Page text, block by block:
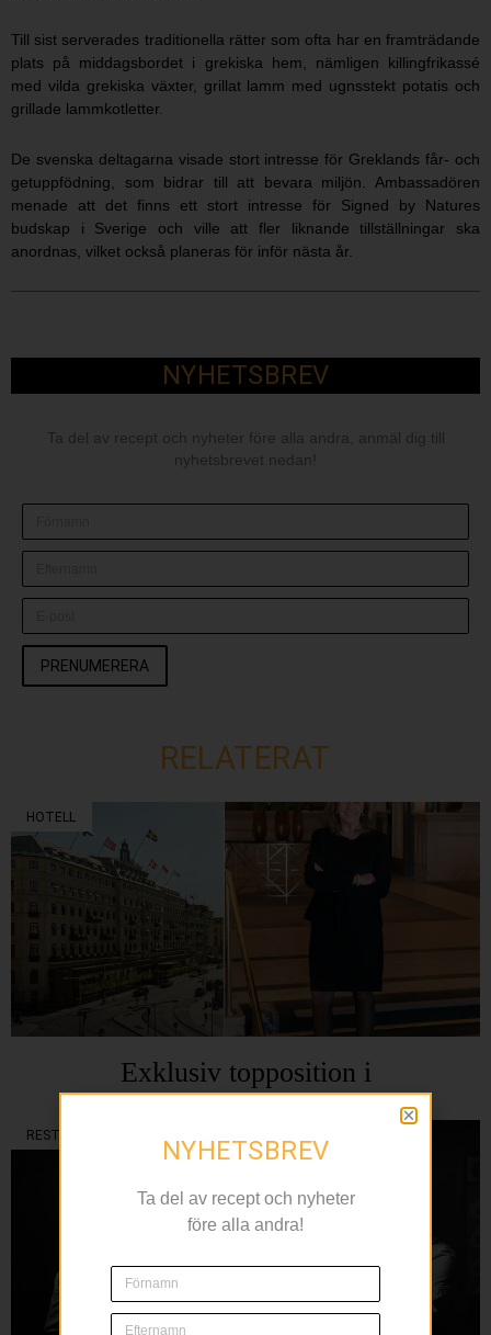
Till sist serverades traditionella rätter som ofta har en framträdande
plats på middagsbordet i grekiska hem, nämligen killingfrikassé
med vilda grekiska växter, grillat lamm med ugnsstekt potatis och
grillade lammkotletter.
De svenska deltagarna visade stort intresse för Greklands får- och
getuppfödning, som bidrar till att bevara miljön. Ambassadören
menade att det finns ett stort intresse för Signed by Natures
budskap i Sverige och ville att fler liknande tillställningar ska
anordnas, vilket också planeras för inför nästa år.
NYHETSBREV
Ta del av recept och nyheter före alla andra, anmäl dig till
nyhetsbrevet nedan!
PRENUMERERA
RELATERAT
HOTELL
Exklusiv topposition i
the Leading Hotels
RESTAURANG NYHETSBREV
Ta del av recept och nyheter
före alla andra!